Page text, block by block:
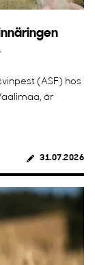
(ASF) hos
är
31.07.2026